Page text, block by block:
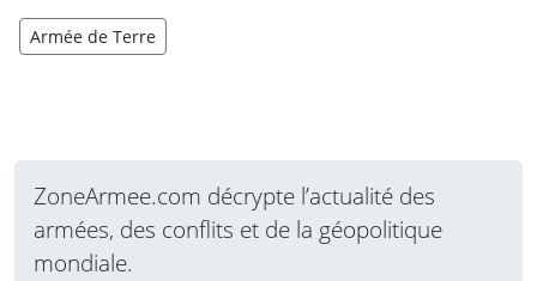
Armée de Terre
ZoneArmee.com décrypte l’actualité des
armées, des conflits et de la géopolitique
mondiale.